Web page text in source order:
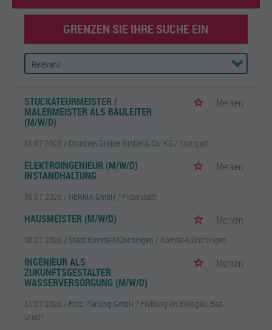
GRENZEN SIE IHRE SUCHE EIN
STUCKATEURMEISTER /
MALERMEISTER ALS BAULEITER
(M/W/D)
Merken
31.07.2026 / Christian Gröber GmbH & Co. KG / Stuttgart
ELEKTROINGENIEUR (M/W/D)
INSTANDHALTUNG
Merken
30.07.2026 / HERMA GmbH / Filderstadt
HAUSMEISTER (M/W/D) Merken
30.07.2026 / Stadt Korntal-Münchingen / Korntal-Münchingen
INGENIEUR ALS
ZUKUNFTSGESTALTER
WASSERVERSORGUNG (M/W/D)
Merken
31.07.2026 / Fritz Planung GmbH / Freiburg im Breisgau, Bad
Urach